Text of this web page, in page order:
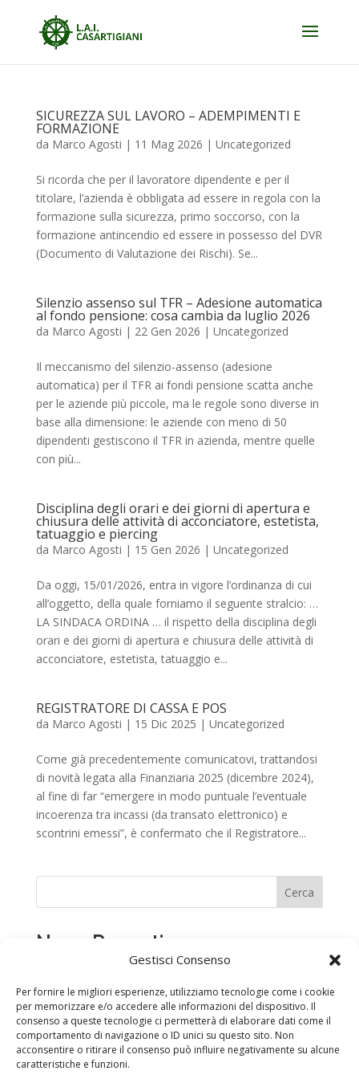
Gestisci Consenso
Per fornire le migliori esperienze, utilizziamo tecnologie come i cookie
per memorizzare e/o accedere alle informazioni del dispositivo. Il
consenso a queste tecnologie ci permetterà di elaborare dati come il
comportamento di navigazione o ID unici su questo sito. Non
acconsentire o ritirare il consenso può influire negativamente su alcune
caratteristiche e funzioni.
SICUREZZA SUL LAVORO – ADEMPIMENTI E
FORMAZIONE
da Marco Agosti | 11 Mag 2026 | Uncategorized
Si ricorda che per il lavoratore dipendente e per il
titolare, l’azienda è obbligata ad essere in regola con la
formazione sulla sicurezza, primo soccorso, con la
formazione antincendio ed essere in possesso del DVR
(Documento di Valutazione dei Rischi). Se...
Silenzio assenso sul TFR – Adesione automatica
al fondo pensione: cosa cambia da luglio 2026
da Marco Agosti | 22 Gen 2026 | Uncategorized
Il meccanismo del silenzio-assenso (adesione
automatica) per il TFR ai fondi pensione scatta anche
per le aziende più piccole, ma le regole sono diverse in
base alla dimensione: le aziende con meno di 50
dipendenti gestiscono il TFR in azienda, mentre quelle
con più...
Disciplina degli orari e dei giorni di apertura e
chiusura delle attività di acconciatore, estetista,
tatuaggio e piercing
da Marco Agosti | 15 Gen 2026 | Uncategorized
Da oggi, 15/01/2026, entra in vigore l’ordinanza di cui
all’oggetto, della quale forniamo il seguente stralcio: …
LA SINDACA ORDINA … il rispetto della disciplina degli
orari e dei giorni di apertura e chiusura delle attività di
acconciatore, estetista, tatuaggio e...
REGISTRATORE DI CASSA E POS
da Marco Agosti | 15 Dic 2025 | Uncategorized
Come già precedentemente comunicatovi, trattandosi
di novità legata alla Finanziaria 2025 (dicembre 2024),
al fine di far “emergere in modo puntuale l’eventuale
incoerenza tra incassi (da transato elettronico) e
scontrini emessi”, è confermato che il Registratore...
Cerca
News Recenti
CHIUSURA PER PERIODO FERIALE
35° Anniversario di fondazione di LAI CASARTIGIANI
Piacenza
SICUREZZA SUL LAVORO – ADEMPIMENTI E